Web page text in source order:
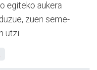
egiteko aukera
zuen seme-
utzi.